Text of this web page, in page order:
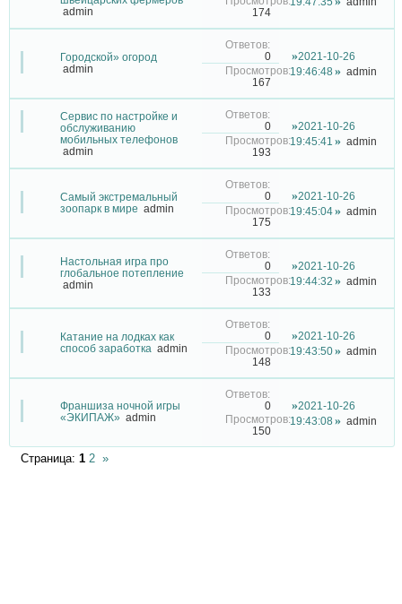
admin
174
Городской» огород
admin
0
167
2021-10-26
19:46:48
admin
Сервис по настройке и
обслуживанию
мобильных телефонов
admin
0
193
2021-10-26
19:45:41
admin
Самый экстремальный
зоопарк в мире admin
0
175
2021-10-26
19:45:04
admin
Настольная игра про
глобальное потепление
admin
0
133
2021-10-26
19:44:32
admin
Катание на лодках как
способ заработка admin
0
148
2021-10-26
19:43:50
admin
Франшиза ночной игры
«ЭКИПАЖ» admin
0
150
2021-10-26
19:43:08
admin
Страница: 1 2 »